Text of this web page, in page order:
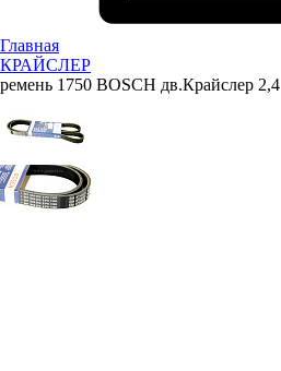
Главная
КРАЙСЛЕР
ремень 1750 BOSСH дв.Крайслер 2,4